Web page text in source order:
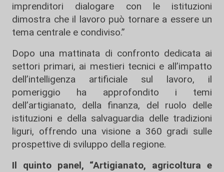
imprenditori dialogare con le istituzioni
dimostra che il lavoro può tornare a essere un
tema centrale e condiviso.”
Dopo una mattinata di confronto dedicata ai
settori primari, ai mestieri tecnici e all’impatto
dell’intelligenza artificiale sul lavoro, il
pomeriggio ha approfondito i temi
dell’artigianato, della finanza, del ruolo delle
istituzioni e della salvaguardia delle tradizioni
liguri, offrendo una visione a 360 gradi sulle
prospettive di sviluppo della regione.
Il quinto panel, “Artigianato, agricoltura e